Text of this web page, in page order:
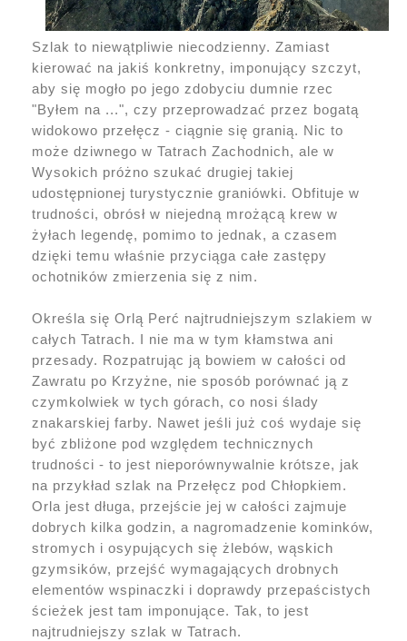
Szlak to niewątpliwie niecodzienny. Zamiast
kierować na jakiś konkretny, imponujący szczyt,
aby się mogło po jego zdobyciu dumnie rzec
"Byłem na ...", czy przeprowadzać przez bogatą
widokowo przełęcz - ciągnie się granią. Nic to
może dziwnego w Tatrach Zachodnich, ale w
Wysokich próżno szukać drugiej takiej
udostępnionej turystycznie graniówki. Obfituje w
trudności, obrósł w niejedną mrożącą krew w
żyłach legendę, pomimo to jednak, a czasem
dzięki temu właśnie przyciąga całe zastępy
ochotników zmierzenia się z nim.
Określa się Orlą Perć najtrudniejszym szlakiem w
całych Tatrach. I nie ma w tym kłamstwa ani
przesady. Rozpatrując ją bowiem w całości od
Zawratu po Krzyżne, nie sposób porównać ją z
czymkolwiek w tych górach, co nosi ślady
znakarskiej farby. Nawet jeśli już coś wydaje się
być zbliżone pod względem technicznych
trudności - to jest nieporównywalnie krótsze, jak
na przykład szlak na Przełęcz pod Chłopkiem.
Orla jest długa, przejście jej w całości zajmuje
dobrych kilka godzin, a nagromadzenie kominków,
stromych i osypujących się żlebów, wąskich
gzymsików, przejść wymagających drobnych
elementów wspinaczki i doprawdy przepaścistych
ścieżek jest tam imponujące. Tak, to jest
najtrudniejszy szlak w Tatrach.